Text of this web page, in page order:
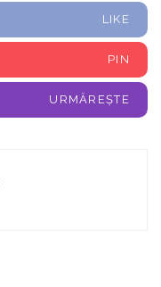
LIKE
PIN
URMĂREȘTE